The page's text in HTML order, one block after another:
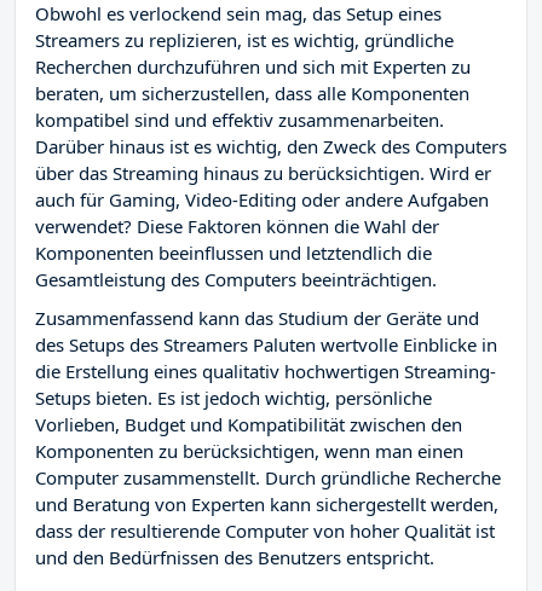
Obwohl es verlockend sein mag, das Setup eines
Streamers zu replizieren, ist es wichtig, gründliche
Recherchen durchzuführen und sich mit Experten zu
beraten, um sicherzustellen, dass alle Komponenten
kompatibel sind und effektiv zusammenarbeiten.
Darüber hinaus ist es wichtig, den Zweck des Computers
über das Streaming hinaus zu berücksichtigen. Wird er
auch für Gaming, Video-Editing oder andere Aufgaben
verwendet? Diese Faktoren können die Wahl der
Komponenten beeinflussen und letztendlich die
Gesamtleistung des Computers beeinträchtigen.
Zusammenfassend kann das Studium der Geräte und
des Setups des Streamers Paluten wertvolle Einblicke in
die Erstellung eines qualitativ hochwertigen Streaming-
Setups bieten. Es ist jedoch wichtig, persönliche
Vorlieben, Budget und Kompatibilität zwischen den
Komponenten zu berücksichtigen, wenn man einen
Computer zusammenstellt. Durch gründliche Recherche
und Beratung von Experten kann sichergestellt werden,
dass der resultierende Computer von hoher Qualität ist
und den Bedürfnissen des Benutzers entspricht.